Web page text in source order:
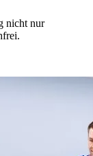
nicht nur